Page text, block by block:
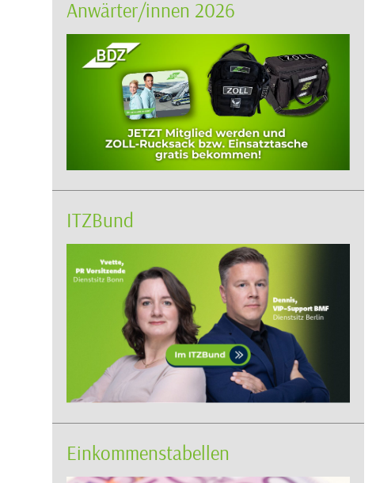
Anwärter/innen 2026
ITZBund
Einkommenstabellen